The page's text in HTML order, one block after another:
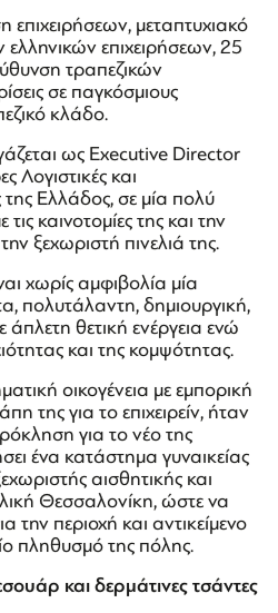
επιχειρήσεων, μεταπτυχιακό
επιχειρήσεων, 25
τραπεζικών
σε παγκόσμιους
κλάδο.
ως Εxecutive Director
Λογιστικές και
της Ελλάδος, σε μία πολύ
καινοτομίες της και την
ξεχωριστή πινελιά της.
χωρίς αμφιβολία μία
πολυτάλαντη, δημιουργική,
άπλετη θετική ενέργεια ενώ
και της κομψότητας.
οικογένεια με εμπορική
της για το επιχειρείν, ήταν
για το νέο της
ένα κατάστημα γυναικείας
αισθητικής και
Θεσσαλονίκη, ώστε να
την περιοχή και αντικείμενο
πληθυσμό της πόλης.
και δερμάτινες τσάντες